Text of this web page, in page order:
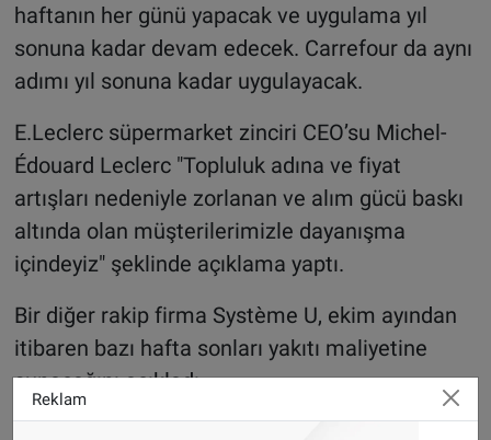
haftanın her günü yapacak ve uygulama yıl
sonuna kadar devam edecek. Carrefour da aynı
adımı yıl sonuna kadar uygulayacak.
E.Leclerc süpermarket zinciri CEO’su Michel-
Édouard Leclerc "Topluluk adına ve fiyat
artışları nedeniyle zorlanan ve alım gücü baskı
altında olan müşterilerimizle dayanışma
içindeyiz" şeklinde açıklama yaptı.
Bir diğer rakip firma Système U, ekim ayından
itibaren bazı hafta sonları yakıtı maliyetine
sunacağını açıkladı.
Reklam